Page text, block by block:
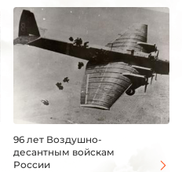
96 лет Воздушно-
десантным войскам
России